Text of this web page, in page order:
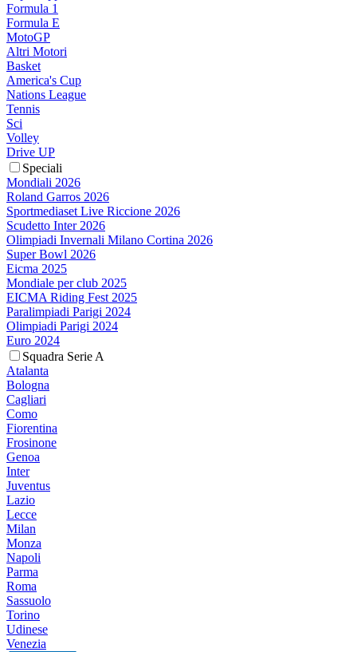
Formula 1
Formula E
MotoGP
Altri Motori
Basket
America's Cup
Nations League
Tennis
Sci
Volley
Drive UP
Speciali
Mondiali 2026
Roland Garros 2026
Sportmediaset Live Riccione 2026
Scudetto Inter 2026
Olimpiadi Invernali Milano Cortina 2026
Super Bowl 2026
Eicma 2025
Mondiale per club 2025
EICMA Riding Fest 2025
Paralimpiadi Parigi 2024
Olimpiadi Parigi 2024
Euro 2024
Squadra Serie A
Atalanta
Bologna
Cagliari
Como
Fiorentina
Frosinone
Genoa
Inter
Juventus
Lazio
Lecce
Milan
Monza
Napoli
Parma
Roma
Sassuolo
Torino
Udinese
Venezia